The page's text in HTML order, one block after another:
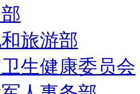
旅游部
生健康委员会